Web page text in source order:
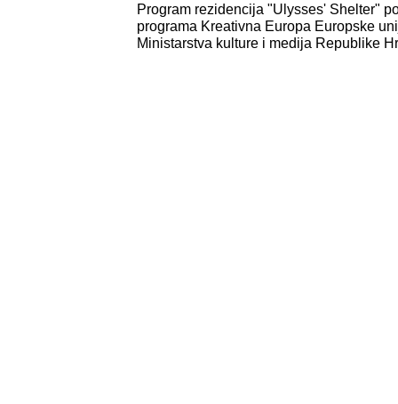
Program rezidencija "Ulysses' Shelter"
programa Kreativna Europa Europske
Ministarstva kulture i medija Republike